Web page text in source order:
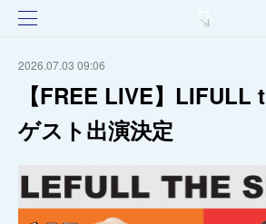
2026.07.03 09:06
【FREE LIVE】
ゲスト出演決定